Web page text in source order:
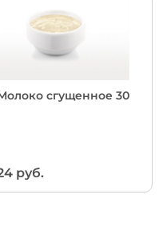
сгущенное 30
руб.